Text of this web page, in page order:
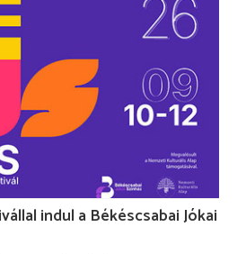
indul a Békéscsabai Jókai